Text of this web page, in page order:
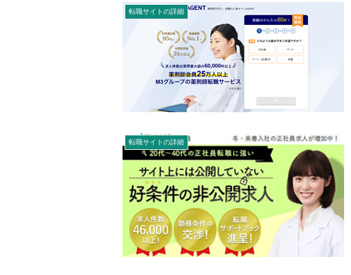
転職サイトの詳細
転職サイトの詳細